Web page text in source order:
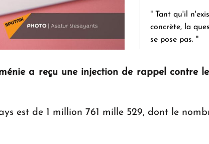
" Tant qu'il
concrète, la
se pose pas. "
a reçu une injection de rappel contre
est de 1 million 761 mille 529, dont le